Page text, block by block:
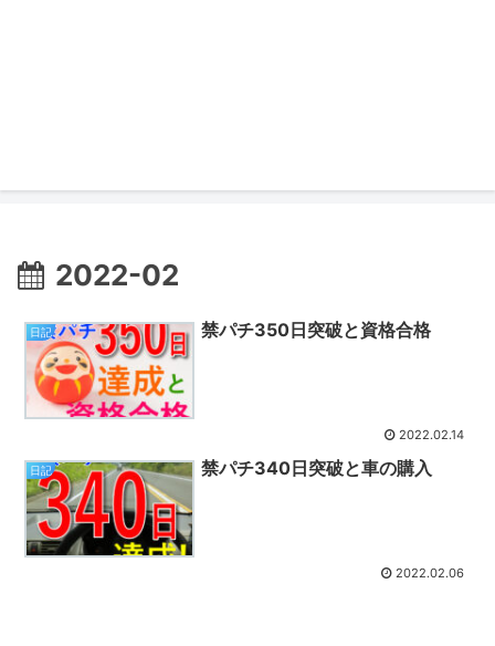
2022-02
日記 禁パチ350日突破と資格合格
2022.02.14
日記 禁パチ340日突破と車の購入
2022.02.06